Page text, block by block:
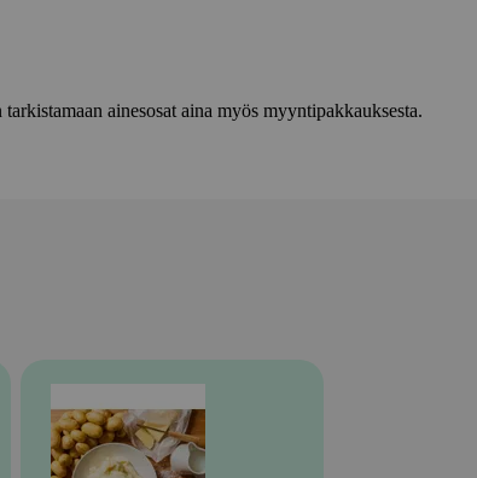
ainesosat aina myös myyntipakkauksesta.